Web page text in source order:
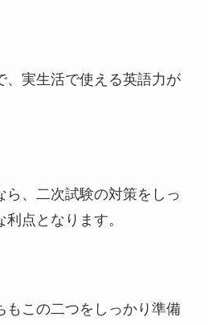
、実生活で使える英語力が
ら、二次試験の対策をしっ
点となります。
もこの二つをしっかり準備